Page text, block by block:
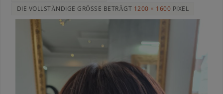
DIE VOLLSTÄNDIGE GRÖSSE BETRÄGT 1200 × 1600 PIXEL